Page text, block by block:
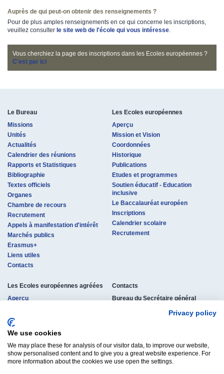
Privacy policy
We use cookies
We may place these for analysis of our visitor data, to improve our website,
show personalised content and to give you a great website experience. For
more information about the cookies we use open the settings.
Auprès de qui peut-on obtenir des renseignements ?
Pour de plus amples renseignements en ce qui concerne les inscriptions,
veuillez consulter le site web de l'é​​cole qui vous i​ntéresse​​.
Vous cherchiez la page des inscriptions dans les Ecoles européennes ?
C'e​st par ici​
Le Bureau
Missions
Unités
Actualités
Calendrier des réunions
Rapports et Statistiques
Bibliographie
Textes officiels
Organes
Chambre de recours
Recrutement
Appels à manifestation d'intérêt
Marchés publics
Erasmus+
Liens utiles
Contacts
Les Ecoles européennes
Aperçu
Mission et Vision
Coordonnées
Historique
Publications
Etudes et programmes
Soutien éducatif - Education
inclusive
Le Baccalauréat européen
Inscriptions
Calendrier scolaire
Recrutement
Les Ecoles européennes agréées
Aperçu
Coordonnées
Structure pédagogique
Inscriptions
Textes officiels
Contacts
Bureau du Secrétaire général